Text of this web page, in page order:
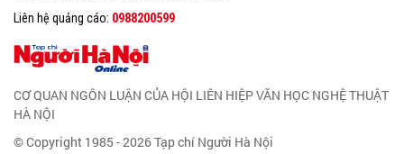
CƠ QUAN NGÔN LUẬN CỦA HỘI LIÊN HIỆP VĂN HỌC NGHỆ THUẬT
HÀ NỘI
© Copyright 1985 - 2026 Tạp chí Người Hà Nội
Liên hệ quảng cáo: 0988200599